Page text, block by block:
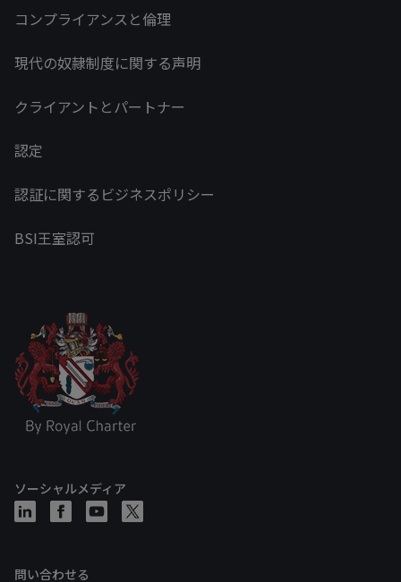
コンプライアンスと倫理
現代の奴隷制度に関する声明
クライアントとパートナー
認定
認証に関するビジネスポリシー
BSI王室認可
ソーシャルメディア
問い合わせる